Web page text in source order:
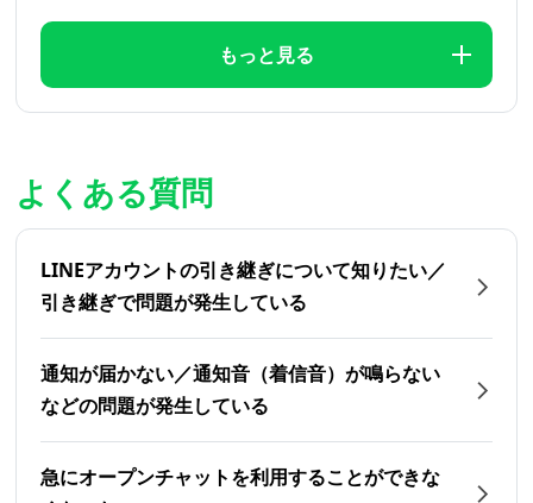
もっと見る
よくある質問
LINEアカウントの引き継ぎについて知りたい／
引き継ぎで問題が発生している
通知が届かない／通知音（着信音）が鳴らない
などの問題が発生している
急にオープンチャットを利用することができな